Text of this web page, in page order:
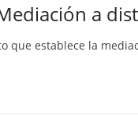
a
que establece la